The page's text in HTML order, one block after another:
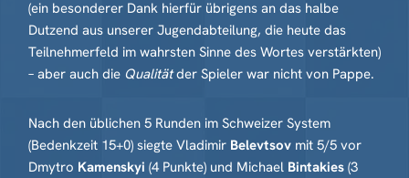
(ein besonderer Dank hierfür übrigens an das halbe
Dutzend aus unserer Jugendabteilung, die heute das
Teilnehmerfeld im wahrsten Sinne des Wortes verstärkten)
– aber auch die Qualitätder Spieler war nicht von Pappe.
Nach den üblichen 5 Runden im Schweizer System
(Bedenkzeit 15+0) siegte Vladimir Belevtsov mit 5/5 vor
Dmytro Kamenskyi (4 Punkte) und Michael Bintakies (3